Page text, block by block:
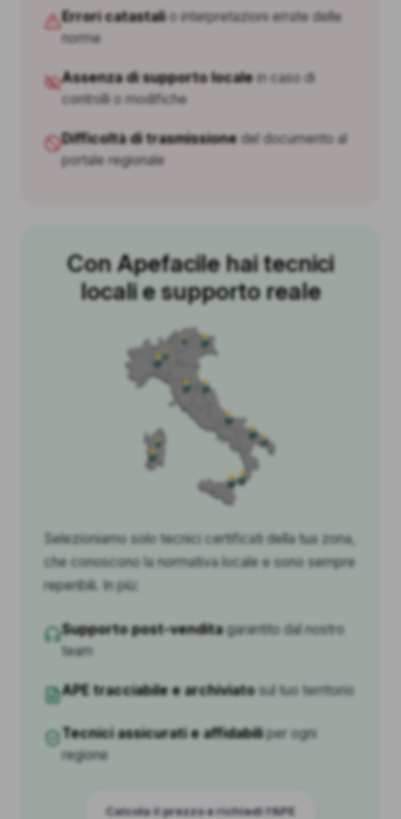
Errori catastalio interpretazioni errate delle
norme
Assenza di supporto localein caso di
controlli o modifiche
Difficoltà di trasmissionedel documento al
portale regionale
Con Apefacile hai tecnici
locali e supporto reale
Selezioniamo solo tecnici certificati della tua zona,
che conoscono la normativa locale e sono sempre
reperibili. In più:
Supporto post-venditagarantito dal nostro
team
APE tracciabile e archiviatosul tuo territorio
Tecnici assicurati e affidabiliper ogni
regione
Calcola il prezzo e richiedi l'APE